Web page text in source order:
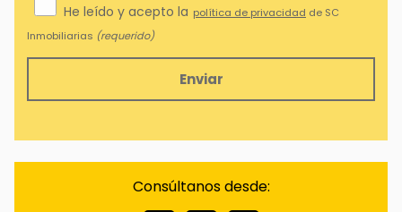
He leído y acepto la política de privacidad de SC
Inmobiliarias (requerido)
electrónicos.Consúltanos desde: